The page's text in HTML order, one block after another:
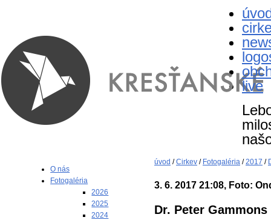
live
O nás
Fotogaléria
2026
2025
2024
úvod /Cirkev / Fotogaléria /2017 /
3. 6. 2017 21:08, Foto:
Dr. Peter Gammons